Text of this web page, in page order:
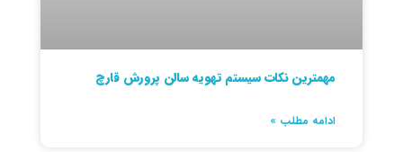
مهمترین نکات سیستم تهویه سالن پرورش قارچ
ادامه مطلب »